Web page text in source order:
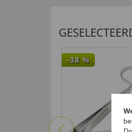
-38 %